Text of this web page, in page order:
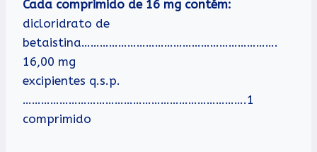
Cada comprimido de 16 mg contém:
dicloridrato de
betaistina……………………………………………………….
16,00 mg
excipientes q.s.p.
……………………………………………………………….1
comprimido